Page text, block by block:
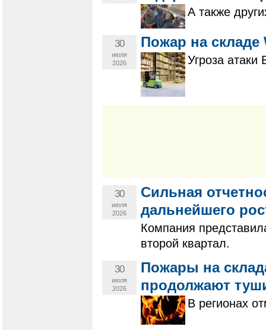
А также
30
июля
2026
Пожар на складе
Угроза атаки
30
июля
2026
Сильная
дальнейшего
Компания
второй квартал.
30
июля
2026
Пожары на
продолжают
В регионах